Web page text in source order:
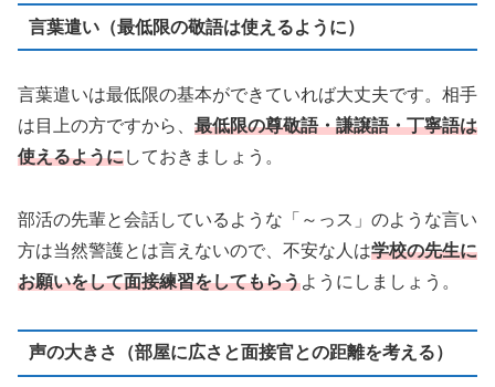
言葉遣い（最低限の敬語は使えるように）
言葉遣いは最低限の基本ができていれば大丈夫です。相手
は目上の方ですから、 最低限の尊敬語・謙譲語・丁寧語は
使えるようにしておきましょう。
部活の先輩と会話しているような「～っス」のような言い
方は当然警護とは言えないので、不安な人は学校の先生に
お願いをして面接練習をしてもらうようにしましょう。
声の大きさ（部屋に広さと面接官との距離を考える）